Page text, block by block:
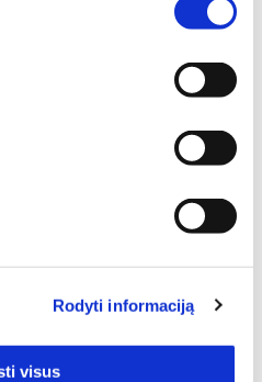
Rodyti informaciją
visus
Aukštis: 80 cm
193,00 €144,75 €